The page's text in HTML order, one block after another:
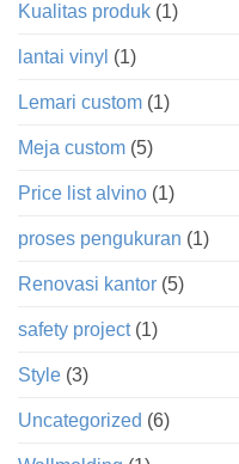
Kualitas produk (1)
lantai vinyl (1)
Lemari custom (1)
Meja custom (5)
Price list alvino (1)
proses pengukuran (1)
Renovasi kantor (5)
safety project(1)
Style (3)
Uncategorized (6)